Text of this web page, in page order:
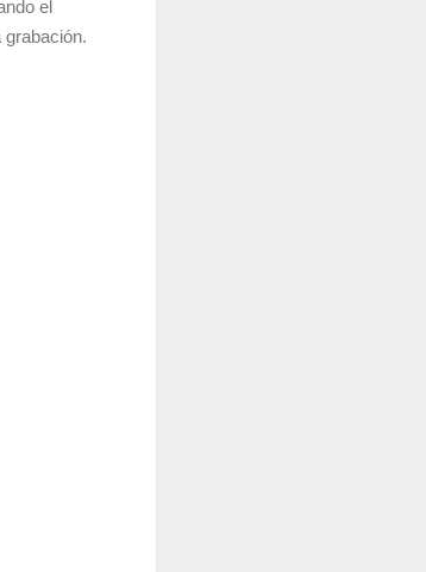
el
grabación.